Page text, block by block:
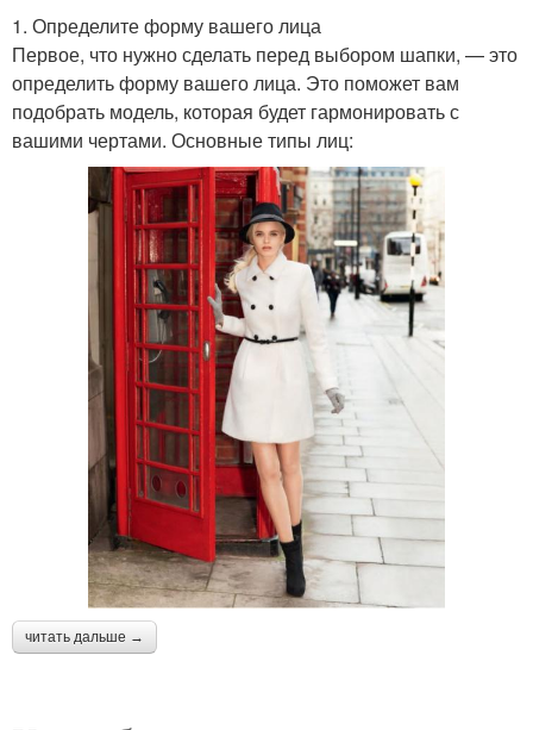
1. Определите форму вашего лица
Первое, что нужно сделать перед выбором шапки, — это
определить форму вашего лица. Это поможет вам
подобрать модель, которая будет гармонировать с
вашими чертами. Основные типы лиц:
читать дальше →